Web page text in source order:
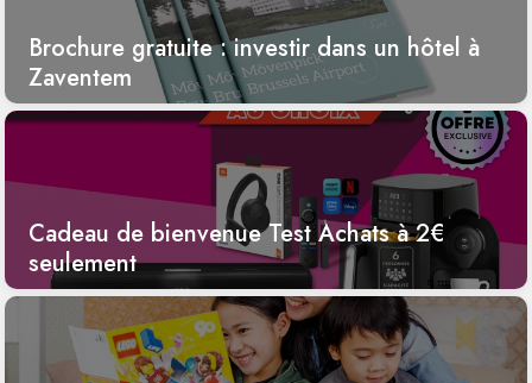
Brochure gratuite : investir dans un hôtel à
Zaventem
Cadeau de bienvenue Test Achats à 2€
seulement